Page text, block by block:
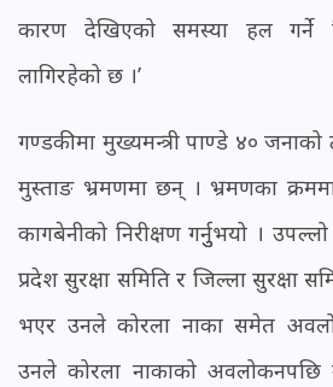
कारण देखिएको समस्या हल गर्ने
लागिरहेको छ ।’
गण्डकीमा मुख्यमन्त्री पाण्डे ४० जनाको
मुस्ताङ भ्रमणमा छन् । भ्रमणका
कागबेनीको निरीक्षण गर्नुुभयो ।
प्रदेश सुरक्षा समिति र जिल्ला सुरक्षा
भएर उनले कोरला नाका समेत
उनले कोरला नाकाको अवलोकनपछि